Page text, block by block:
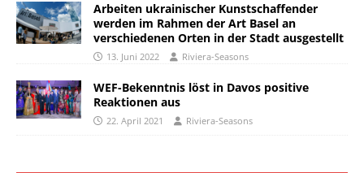
Arbeiten ukrainischer Kunstschaffender
werden im Rahmen der Art Basel an
verschiedenen Orten in der Stadt ausgestellt
13. Juni 2022 Riviera-Seasons
WEF-Bekenntnis löst in Davos positive
Reaktionen aus
22. April 2021 Riviera-Seasons